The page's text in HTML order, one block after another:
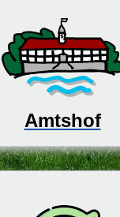
Amtshof